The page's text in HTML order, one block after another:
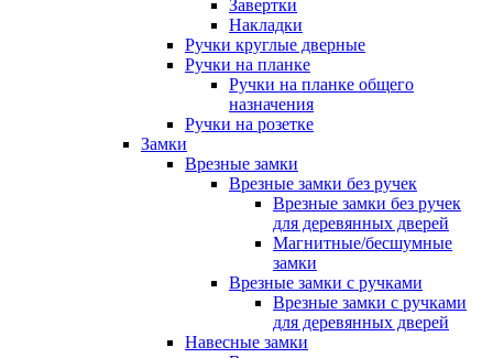
Завертки
Накладки
Ручки круглые дверные
Ручки на планке
Ручки на планке общего
назначения
Ручки на розетке
Замки
Врезные замки
Врезные замки без ручек
Врезные замки без ручек
для деревянных дверей
Магнитные/бесшумные
замки
Врезные замки с ручками
Врезные замки с ручками
для деревянных дверей
Навесные замки